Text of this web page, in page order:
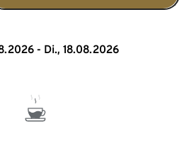
- Di., 18.08.2026